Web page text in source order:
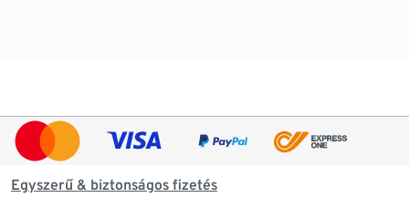
Egyszerű & biztonságos fizetés